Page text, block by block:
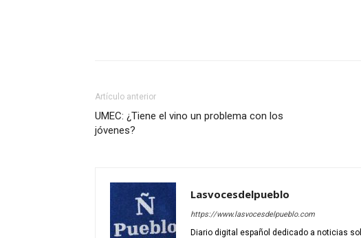
Artículo anterior
UMEC: ¿Tiene el vino un problema con los
jóvenes?
Lasvocesdelpueblo
https://www.lasvocesdelpueblo.com
Diario digital español dedicado a noticias